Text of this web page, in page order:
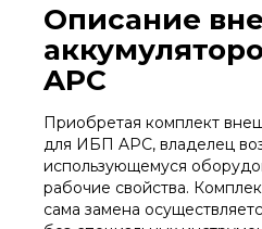
Описание
APC
Приобретая комплект
для ИБП APC, владелец
использующемуся
рабочие свойства.
сама замена